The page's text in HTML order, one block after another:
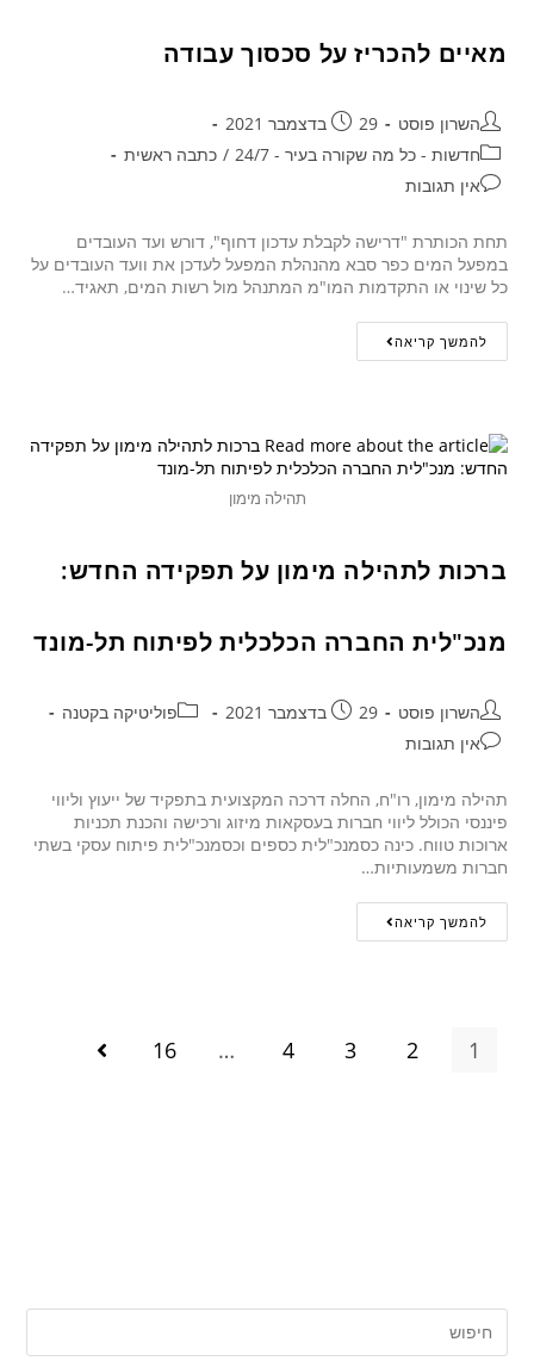
מאיים להכריז על סכסוך עבודה
השרון פוסט
29 בדצמבר 2021
חדשות - כל מה שקורה בעיר - 24/7
/ כתבה ראשית
אין תגובות
תחת הכותרת "דרישה לקבלת עדכון דחוף", דורש ועד העובדים
במפעל המים כפר סבא מהנהלת המפעל לעדכן את וועד העובדים על
כל שינוי או התקדמות המו"מ המתנהל מול רשות המים, תאגיד…
להמשך קריאה
תהילה מימון
ברכות לתהילה מימון על תפקידה החדש:
מנכ"לית החברה הכלכלית לפיתוח תל-מונד
השרון פוסט 29 בדצמבר 2021
פוליטיקה בקטנה
אין תגובות
תהילה מימון, רו"ח, החלה דרכה המקצועית בתפקיד של ייעוץ וליווי
פיננסי הכולל ליווי חברות בעסקאות מיזוג ורכישה והכנת תכניות
ארוכות טווח. כינה כסמנכ"לית כספים וכסמנכ"לית פיתוח עסקי בשתי
חברות משמעותיות…
להמשך קריאה
1
2
3
4
…
16